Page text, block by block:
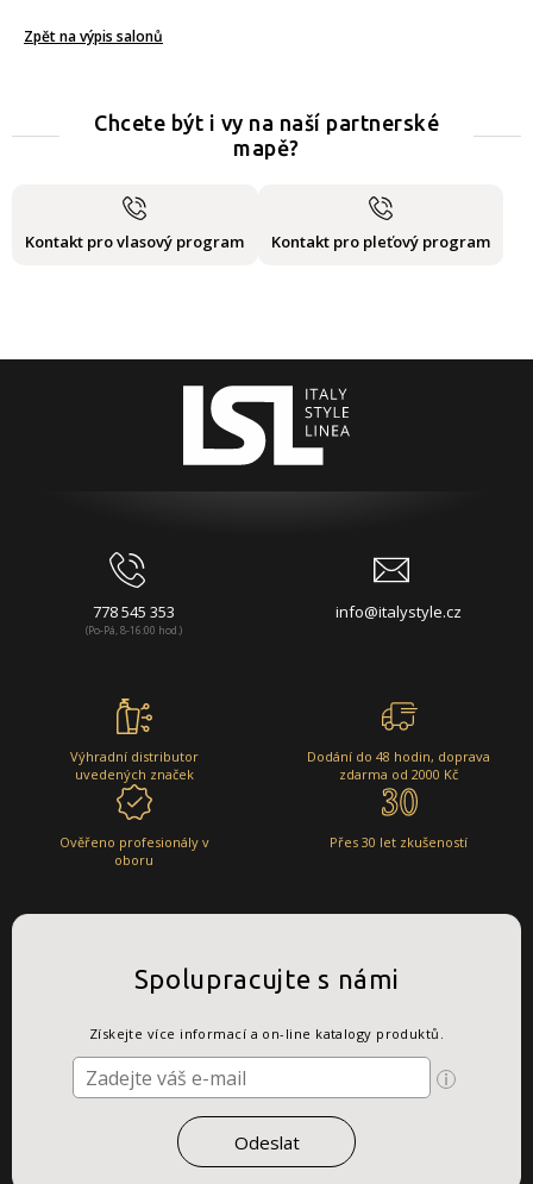
Zpět na výpis salonů
Chcete být i vy na naší partnerské
mapě?
Kontakt pro vlasový program Kontakt pro pleťový program
778 545 353
(Po-Pá, 8-16:00 hod.)
info@italystyle.cz
Výhradní distributor
uvedených značek
Dodání do 48 hodin, doprava
zdarma od 2000 Kč
Ověřeno profesionály v
oboru
Přes 30 let zkušeností
Spolupracujte s námi
Získejte více informací a on-line katalogy produktů.